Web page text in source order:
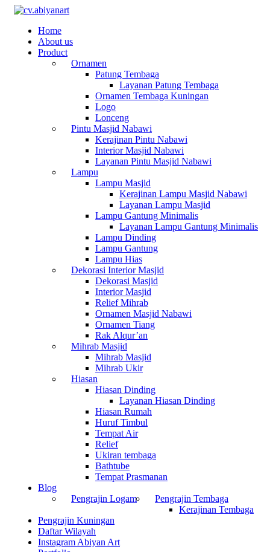
Home
About us
Product
Ornamen
Patung Tembaga
Layanan Patung Tembaga
Ornamen Tembaga Kuningan
Logo
Lonceng
Pintu Masjid Nabawi
Kerajinan Pintu Nabawi
Interior Masjid Nabawi
Layanan Pintu Masjid Nabawi
Lampu
Lampu Masjid
Kerajinan Lampu Masjid Nabawi
Layanan Lampu Masjid
Lampu Gantung Minimalis
Layanan Lampu Gantung Minimalis
Lampu Dinding
Lampu Gantung
Lampu Hias
Dekorasi Interior Masjid
Dekorasi Masjid
Interior Masjid
Relief Mihrab
Ornamen Masjid Nabawi
Ornamen Tiang
Rak Alqur’an
Mihrab Masjid
Mihrab Masjid
Mihrab Ukir
Hiasan
Hiasan Dinding
Layanan Hiasan Dinding
Hiasan Rumah
Huruf Timbul
Tempat Air
Relief
Ukiran tembaga
Bathtube
Tempat Prasmanan
Blog
Pengrajin Logam
Pengrajin Tembaga
Kerajinan Tembaga
Pengrajin Kuningan
Daftar Wilayah
Instagram Abiyan Art